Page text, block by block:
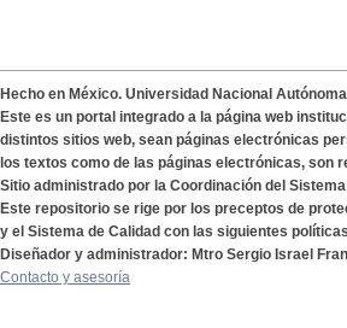
Hecho en México. Universidad Nacional
Este es un portal integrado a la página web
distintos sitios web, sean páginas electrónicas
los textos como de las páginas electrónicas,
Sitio administrado por la Coordinación del
Este repositorio se rige por los preceptos de
y el Sistema de Calidad con las siguientes
Diseñador y administrador: Mtro Sergio Israel
Contacto y asesoría